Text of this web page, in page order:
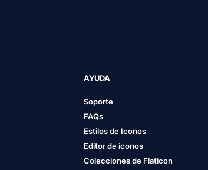
AYUDA
Soporte
FAQs
Estilos de Iconos
Editor de iconos
Colecciones de Flaticon